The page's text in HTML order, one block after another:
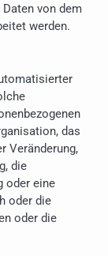
von dem
werden.
das
Veränderung,
die
oder eine
oder die
oder die